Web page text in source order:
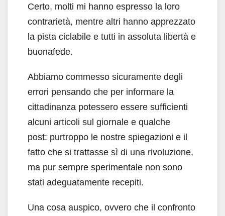
Certo, molti mi hanno espresso la loro
contrarietà, mentre altri hanno apprezzato
la pista ciclabile e tutti in assoluta libertà e
buonafede.
Abbiamo commesso sicuramente degli
errori pensando che per informare la
cittadinanza potessero essere sufficienti
alcuni articoli sul giornale e qualche
post: purtroppo le nostre spiegazioni e il
fatto che si trattasse sì di una rivoluzione,
ma pur sempre sperimentale non sono
stati adeguatamente recepiti.
Una cosa auspico, ovvero che il confronto